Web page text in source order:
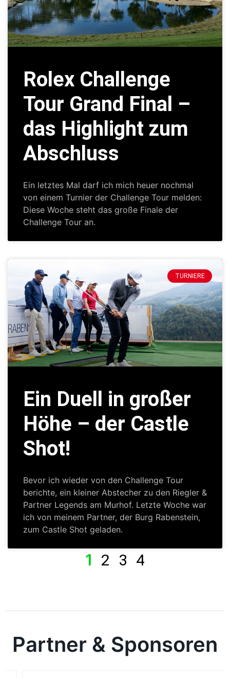
Rolex Challenge
Tour Grand Final –
das Highlight zum
Abschluss
Ein letztes Mal darf ich mich heuer nochmal
von einem Turnier der Challenge Tour melden:
Diese Woche steht das große Finale der
Challenge Tour an.
TURNIERE
Ein Duell in großer
Höhe – der Castle
Shot!
Bevor ich wieder von den Challenge Tour
berichte, ein kleiner Abstecher zu den Riegler &
Partner Legends am Murhof. Letzte Woche war
ich von meinem Partner, der Burg Rabenstein,
zum Castle Shot geladen.
1 2 3 4
Partner & Sponsoren